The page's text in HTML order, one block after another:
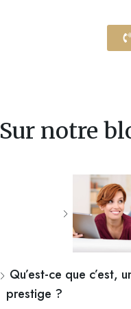
Sur notre
Qu’est-ce que c’est,
prestige ?